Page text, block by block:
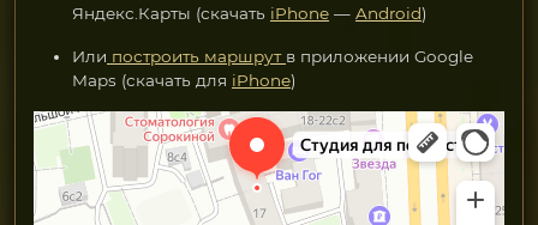
Яндекс.Карты (скачать iPhone — Android)
Или построить маршрут в приложении Google
Maps (скачать для iPhone)
Студия для подкастов
Видеосъёмка в Москве